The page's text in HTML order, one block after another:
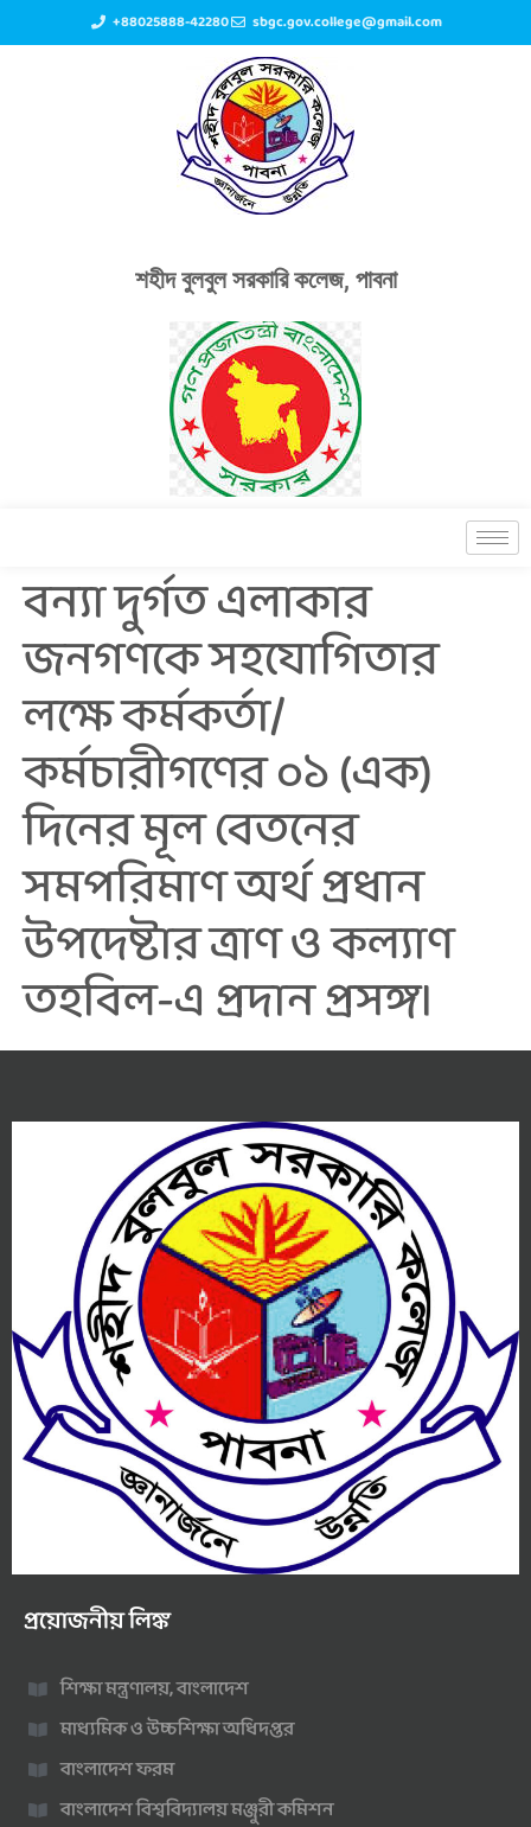
+88025888-42280 sbgc.gov.college@gmail.com
শহীদ বুলবুল সরকারি কলেজ, পাবনা
বন্যা দুর্গত এলাকার
জনগণকে সহযোগিতার
লক্ষে কর্মকর্তা/
কর্মচারীগণের ০১ (এক)
দিনের মূল বেতনের
সমপরিমাণ অর্থ প্রধান
উপদেষ্টার ত্রাণ ও কল্যাণ
তহবিল-এ প্রদান প্রসঙ্গ।
প্রয়োজনীয় লিঙ্ক
শিক্ষা মন্ত্রণালয়, বাংলাদেশ
মাধ্যমিক ও উচ্চশিক্ষা অধিদপ্তর
বাংলাদেশ ফরম
বাংলাদেশ বিশ্ববিদ্যালয় মঞ্জুরী কমিশন